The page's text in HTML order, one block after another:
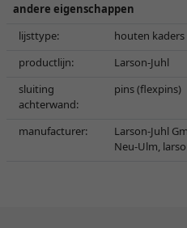
andere eigenschappen
lijsttype:
houten kaders
productlijn:
Larson-Juhl
sluiting
achterwand:
pins (flexpins)
manufacturer:
Larson-Juhl
Neu-Ulm,